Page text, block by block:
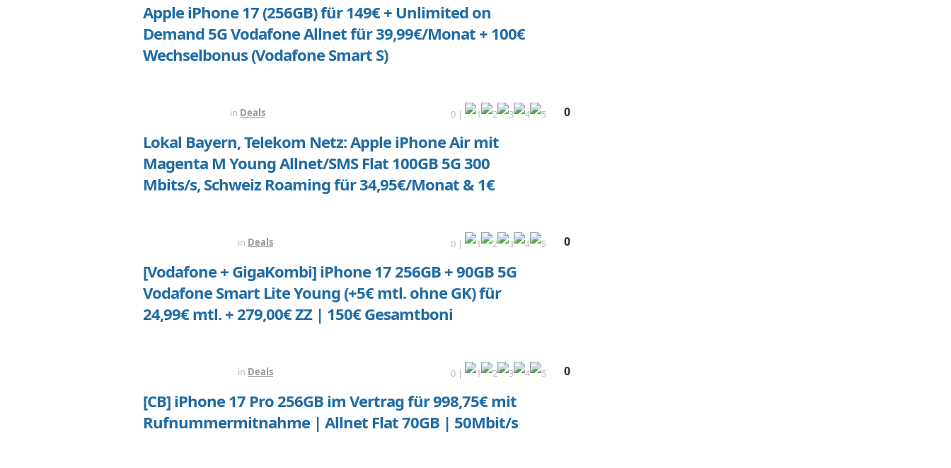
Apple iPhone 17 (256GB) für 149€ + Unlimited on
Demand 5G Vodafone Allnet für 39,99€/Monat + 100€
Wechselbonus (Vodafone Smart S)
0
0 |
in Deals
Lokal Bayern, Telekom Netz: Apple iPhone Air mit
Magenta M Young Allnet/SMS Flat 100GB 5G 300
Mbits/s, Schweiz Roaming für 34,95€/Monat & 1€
0
0 |
in Deals
[Vodafone + GigaKombi] iPhone 17 256GB + 90GB 5G
Vodafone Smart Lite Young (+5€ mtl. ohne GK) für
24,99€ mtl. + 279,00€ ZZ | 150€ Gesamtboni
0
0 |
in Deals
[CB] iPhone 17 Pro 256GB im Vertrag für 998,75€ mit
Rufnummermitnahme | Allnet Flat 70GB | 50Mbit/s